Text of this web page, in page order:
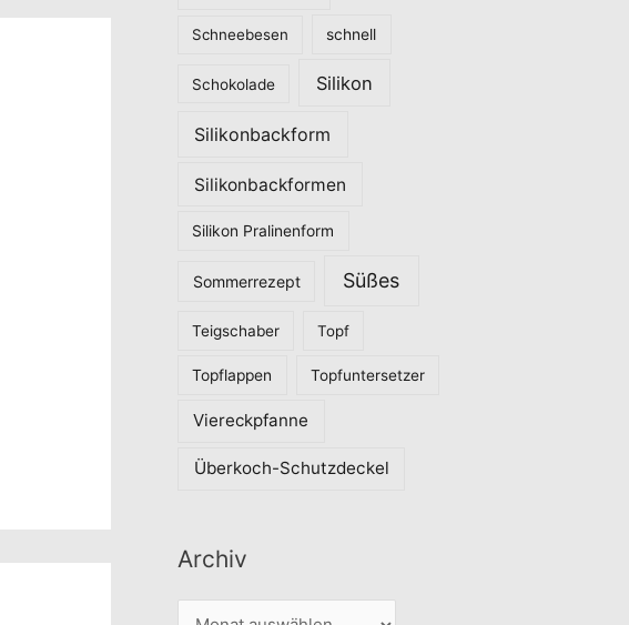
Schneebesen schnell
Schokolade Silikon
Silikonbackform
Silikonbackformen
Silikon Pralinenform
Sommerrezept Süßes
Teigschaber Topf
Topflappen Topfuntersetzer
Viereckpfanne
Überkoch-Schutzdeckel
Archiv